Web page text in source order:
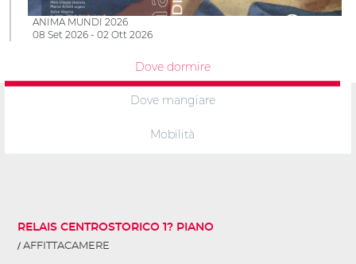
ANIMA MUNDI 2026
08 Set 2026 - 02 Ott 2026
Dove dormire
Dove mangiare
Mobilità
RELAIS CENTROSTORICO 1? PIANO
AFFITTACAMERE